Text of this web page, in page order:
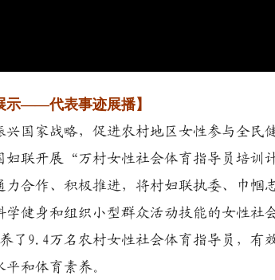
——代表事迹展播】
国家战略，促进农村地区女性参与全民
妇联开展“万村女性社会体育指导员培训
合作、积极推进，将村妇联执委、巾帼
健身和组织小型群众活动技能的女性社
了9.4万名农村女性社会体育指导员，有
和体育素养。